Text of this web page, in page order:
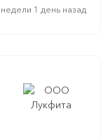
1 день назад